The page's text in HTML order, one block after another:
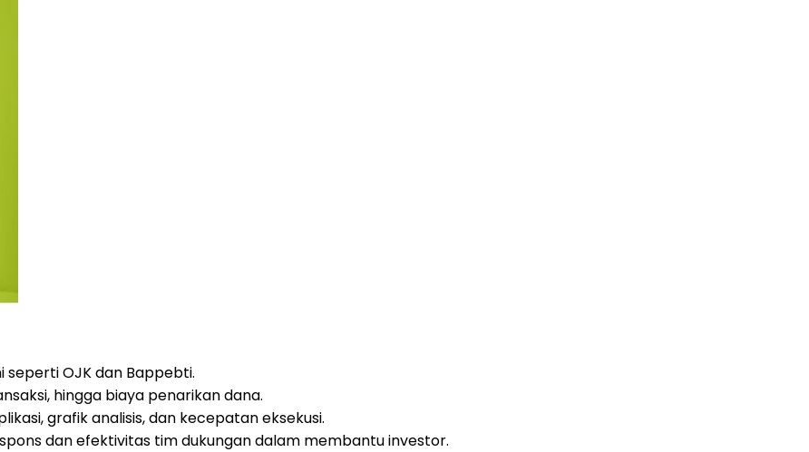
seperti OJK dan Bappebti.
hingga biaya penarikan dana.
grafik analisis, dan kecepatan eksekusi.
dan efektivitas tim dukungan dalam membantu investor.